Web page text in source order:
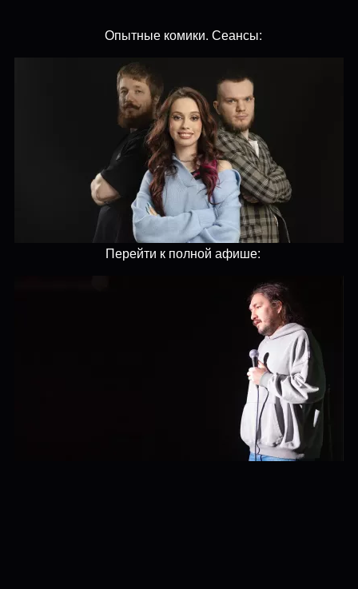
Опытные комики. Сеансы:
Перейти к полной афише: